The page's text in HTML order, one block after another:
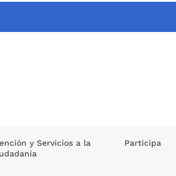
y Servicios a la
Participa